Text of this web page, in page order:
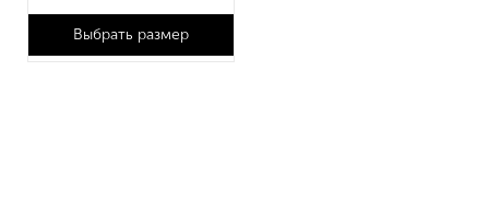
Выбрать размер